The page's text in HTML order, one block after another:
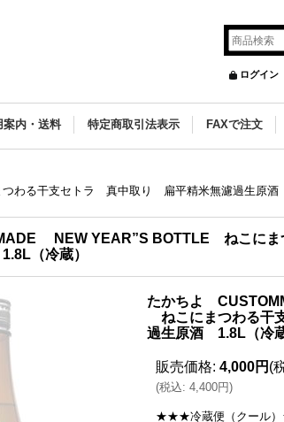
ログイン
案内・送料 特定商取引法表示 FAXで注文
わる干支セトラ 真中取り 扁平精米無濾過生原
NEW YEAR”S BOTTLE ねこに
（冷蔵）
たかちよ
ねこにまつわる干
過生原酒 1.8L（冷
販売価格: 4,000円 (
(税込: 4,400円)
★★★冷蔵便（クール